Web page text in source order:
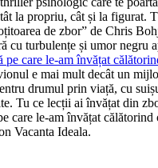
la propriu, cât și la figurat.
de zbor” de Chris
cu turbulențe și umor negru
pe care le-am învățat
e mai mult decât un
drumul prin viață, cu
Tu ce lecții ai învățat din
care le-am învățat călătorind
Vacanta Ideala.